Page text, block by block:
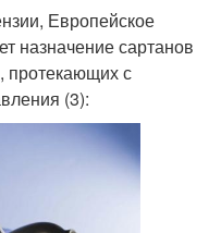
Европейское
назначение сартанов
протекающих с
(3):